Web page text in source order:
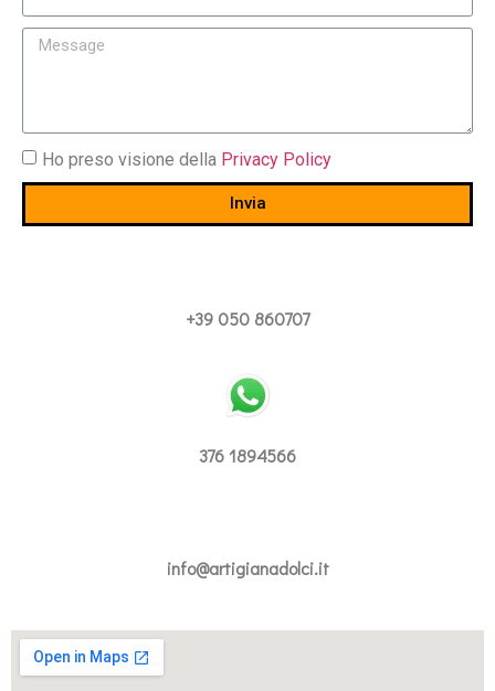
Ho preso visione della Privacy Policy
Invia
+39 050 860707
376 1894566
info@artigianadolci.it